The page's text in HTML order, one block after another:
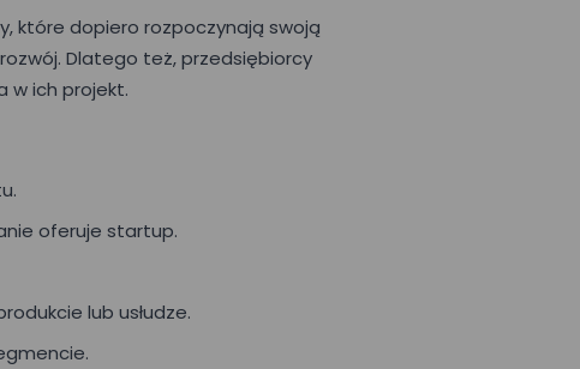
które dopiero rozpoczynają swoją
Dlatego też, przedsiębiorcy
w ich projekt.
oferuje startup.
lub usłudze.